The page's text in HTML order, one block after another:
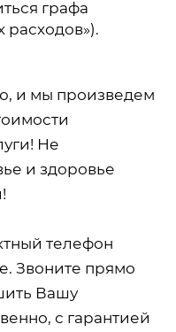
графа
расходов»).
и мы произведем
Не
и здоровье
телефон
Звоните прямо
Вашу
с гарантией